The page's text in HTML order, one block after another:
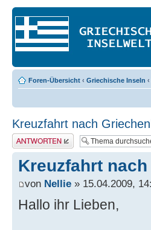
Foren-Übersicht ‹ Griechische Inseln ‹
Kreuzfahrt nach
Antwort erstellen
Kreuzfahrt
von Nellie » 15.04.2009,
Hallo ihr Lieben,